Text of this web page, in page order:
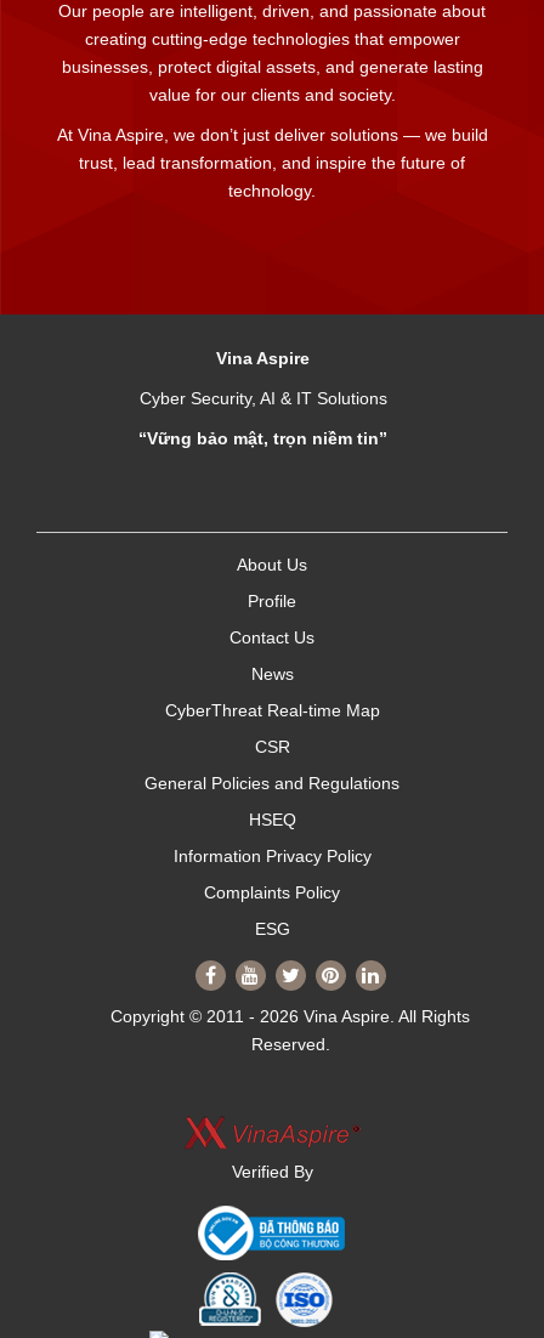
Our people are intelligent, driven, and passionate about
creating cutting-edge technologies that empower
businesses, protect digital assets, and generate lasting
value for our clients and society.
At Vina Aspire, we don’t just deliver solutions — we build
trust, lead transformation, and inspire the future of
technology.
Vina Aspire
Cyber Security, AI & IT Solutions
“Vững bảo mật, trọn niềm tin”
About Us
Profile
Contact Us
News
CyberThreat Real-time Map
CSR
General Policies and Regulations
HSEQ
Information Privacy Policy
Complaints Policy
ESG
Copyright © 2011 - 2026 Vina Aspire. All Rights
Reserved.
Verified By